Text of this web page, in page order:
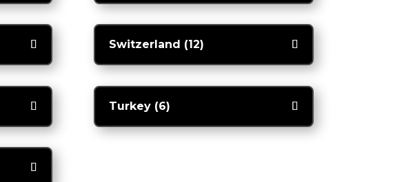
Switzerland (12)
Turkey (6)